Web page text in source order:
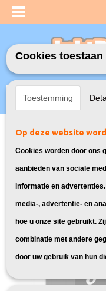
Inloggen
Home>Inktcartridges >
Cookies toestaan
Toestemming
Op deze website
Cookies worden door ons
aanbieden van sociale
informatie en
media-, advertentie- en
hoe u onze site gebruikt.
combinatie met andere
door uw gebruik van hun